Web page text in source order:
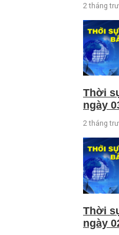
2 tháng
Thời
ngày
2 tháng
Thời
ngày